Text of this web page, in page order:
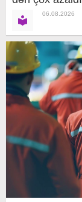
06.08.2026